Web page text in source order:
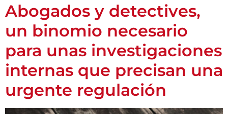
Abogados y detectives,
un binomio necesario
para unas investigaciones
internas que precisan una
urgente regulación